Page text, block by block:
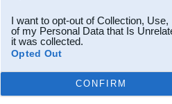
I want to opt-out of Collection,
of my Personal Data that Is
it was collected.
Opted Out
CONFIRM